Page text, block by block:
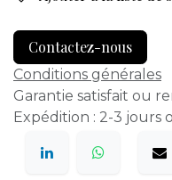
Contactez-nous
Conditions générales
Garantie satisfait ou
Expédition : 2-3 jours